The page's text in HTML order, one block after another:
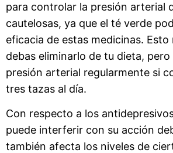
para controlar la presión arterial
cautelosas, ya que el té verde
eficacia de estas medicinas.
debas eliminarlo de tu dieta, pero
presión arterial regularmente si
tres tazas al día.
Con respecto a los
puede interferir con su acción
también afecta los niveles de